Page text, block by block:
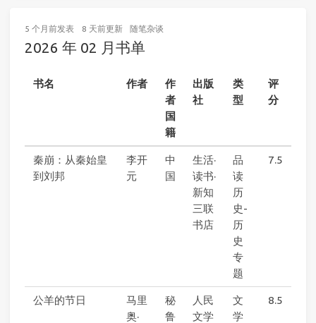
5 个月前发表 8 天前更新 随笔杂谈
2026 年 02 月书单
书名 作者
作
者
国
籍
出版
社
类
型
评
分
秦崩：从秦始皇
到刘邦
李开
元
中
国
生活·
读书·
新知
三联
书店
品
读
历
史-
历
史
专
题
7.5
公羊的节日
马里
奥·
秘
鲁
人民
文学
文
学
8.5